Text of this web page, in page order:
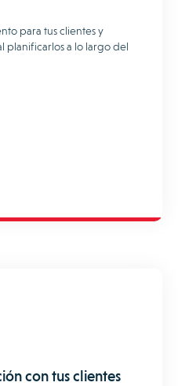
para tus clientes y
planificarlos a lo largo del
con tus clientes